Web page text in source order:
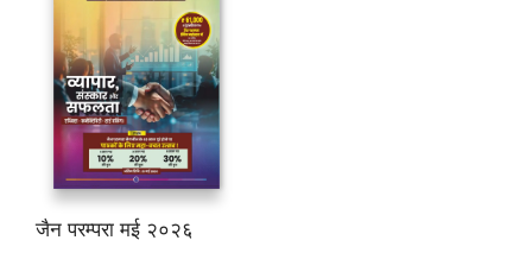
जैन परम्परा मई २०२६